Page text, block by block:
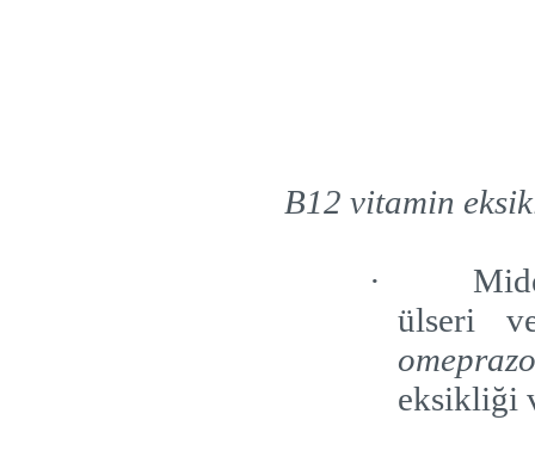
B12 vitamin
·
ülseri
eksikliği